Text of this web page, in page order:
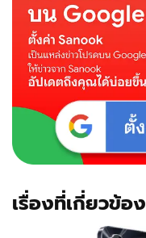
เรือ
ปากกา
เปิด
ตัวอย่าง
ทางการ
เรื่องที่เกี่ยวข้อง